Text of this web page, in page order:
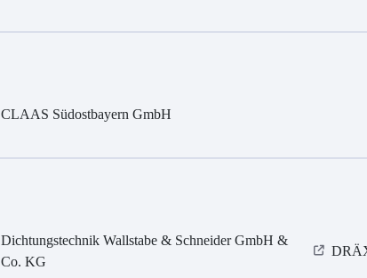
CLAAS Südostbayern GmbH
Dichtungstechnik Wallstabe & Schneider GmbH &
Co. KG